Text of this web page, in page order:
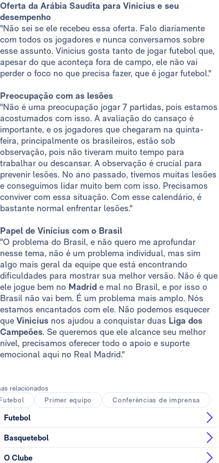
Oferta da Arábia Saudita para Vinicius e seu
desempenho
"Não sei se ele recebeu essa oferta. Falo diariamente
com todos os jogadores e nunca conversamos sobre
esse assunto. Vinicius gosta tanto de jogar futebol que,
apesar do que aconteça fora de campo, ele não vai
perder o foco no que precisa fazer, que é jogar futebol."
Preocupação com as lesões
"Não é uma preocupação jogar 7 partidas, pois estamos
acostumados com isso. A avaliação do cansaço é
importante, e os jogadores que chegaram na quinta-
feira, principalmente os brasileiros, estão sob
observação, pois não tiveram muito tempo para
trabalhar ou descansar. A observação é crucial para
prevenir lesões. No ano passado, tivemos muitas lesões
e conseguimos lidar muito bem com isso. Precisamos
conviver com essa situação. Com esse calendário, é
bastante normal enfrentar lesões."
Papel de Vinicius com o Brasil
"O problema do Brasil, e não quero me aprofundar
nesse tema, não é um problema individual, mas sim
algo mais geral da equipe que está encontrando
dificuldades para mostrar sua melhor versão. Não é que
ele jogue bem no Madrid e mal no Brasil, e por isso o
Brasil não vai bem. É um problema mais amplo. Nós
estamos encantados com ele. Não podemos esquecer
que Vinicius nos ajudou a conquistar duas Liga dos
Campeões. Se queremos que ele alcance seu melhor
nível, precisamos oferecer todo o apoio e suporte
emocional aqui no Real Madrid."
relacionados
Primer equipo Conferèncias de imprensa
Futebol
Basquetebol
O Clube